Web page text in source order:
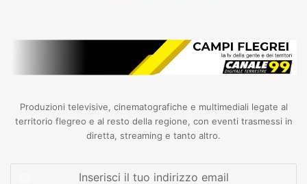
Produzioni televisive, cinematografiche e multimediali legate al
territorio flegreo e al resto della regione, con eventi trasmessi in
diretta, streaming e tanto altro.